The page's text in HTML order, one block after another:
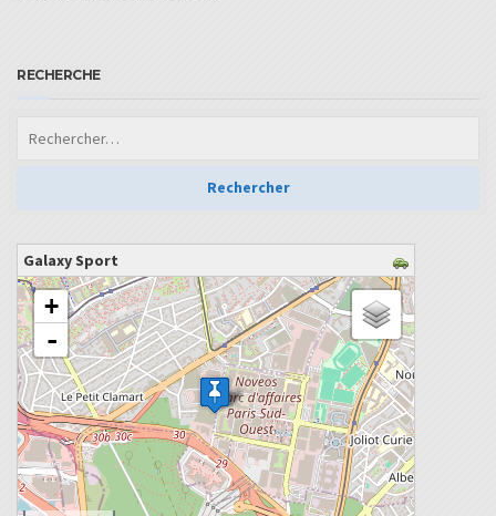
RECHERCHE
Galaxy Sport
chargement de la carte - veuillez patienter...
+
-